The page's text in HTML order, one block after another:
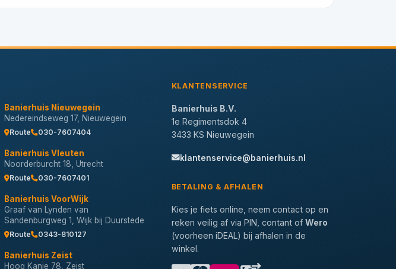
Banierhuis Nieuwegein
Nedereindseweg 17, Nieuwegein
Route 030-7607404
Banierhuis Vleuten
Noorderburcht 18, Utrecht
Route 030-7607401
Banierhuis VoorWijk
Graaf van Lynden van
Sandenburgweg 1, Wijk bij Duurstede
Route 0343-810127
Banierhuis Zeist
Hoog Kanje 78, Zeist
KLANTENSERVICE
Banierhuis B.V.
1e Regimentsdok 4
3433 KS Nieuwegein
klantenservice@banierhuis.nl
BETALING & AFHALEN
Kies je fiets online, neem contact op en
reken veilig af via PIN, contant of Wero
(voorheen iDEAL) bij afhalen in de
winkel.